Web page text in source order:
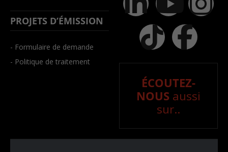
PROJETS D’ÉMISSION
- Formulaire de demande
- Politique de traitement
ÉCOUTEZ-
NOUS aussi
sur..